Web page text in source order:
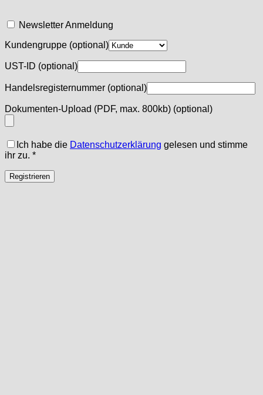
Newsletter Anmeldung
Kundengruppe (optional)
UST-ID (optional)
Handelsregisternummer (optional)
Dokumenten-Upload (PDF, max. 800kb) (optional)
Ich habe die Datenschutzerklärung gelesen und stimme
ihr zu. *
Registrieren